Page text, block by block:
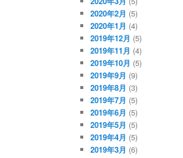
2020年2月 (5)
2020年1月 (4)
2019年12月 (5)
2019年11月 (4)
2019年10月 (5)
2019年9月 (9)
2019年8月 (3)
2019年7月 (5)
2019年6月 (5)
2019年5月 (5)
2019年4月 (5)
2019年3月 (6)